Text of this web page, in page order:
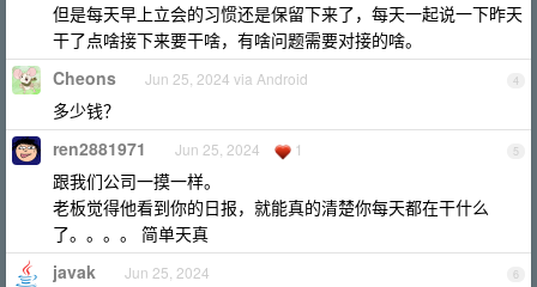
但是每天早上立会的习惯还是保留下来了，每天一起说一下昨天
干了点啥接下来要干啥，有啥问题需要对接的啥。
4
Cheons Jun 25, 2024 via Android
多少钱？
5
ren2881971 Jun 25, 2024 1
跟我们公司一摸一样。
老板觉得他看到你的日报，就能真的清楚你每天都在干什么
了。。。。 简单天真
6
javak Jun 25, 2024